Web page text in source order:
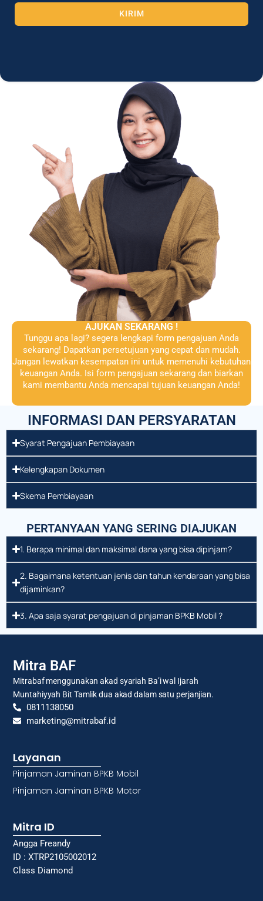
KIRIM
AJUKAN SEKARANG !
Tunggu apa lagi? segera lengkapi form pengajuan Anda
sekarang! Dapatkan persetujuan yang cepat dan mudah.
Jangan lewatkan kesempatan ini untuk memenuhi kebutuhan
keuangan Anda. Isi form pengajuan sekarang dan biarkan
kami membantu Anda mencapai tujuan keuangan Anda!
INFORMASI DAN PERSYARATAN
Syarat Pengajuan Pembiayaan
Kelengkapan Dokumen
Skema Pembiayaan
PERTANYAAN YANG SERING DIAJUKAN
1. Berapa minimal dan maksimal dana yang bisa dipinjam?
2. Bagaimana ketentuan jenis dan tahun kendaraan yang bisa
dijaminkan?
3. Apa saja syarat pengajuan di pinjaman BPKB Mobil ?
Mitra BAF
Mitrabaf menggunakan akad syariah Ba’i wal Ijarah
Muntahiyyah Bit Tamlik dua akad dalam satu perjanjian.
0811138050
marketing@mitrabaf.id
Layanan
Pinjaman Jaminan BPKB Mobil
Pinjaman Jaminan BPKB Motor
Mitra ID
Angga Freandy
ID : XTRP2105002012
Class Diamond